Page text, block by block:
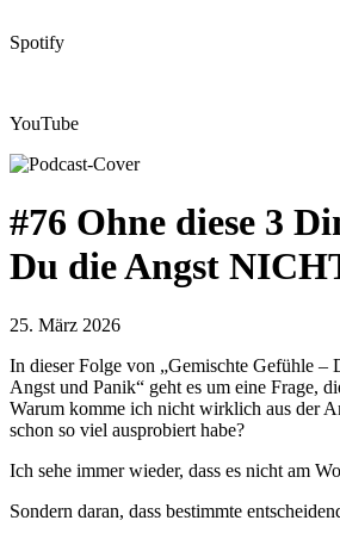
Spotify
YouTube
#76 Ohne diese 3
Du die Angst
25. März 2026
In dieser Folge von „Gemischte Gefühle –
Angst und Panik“ geht es um eine Frage,
Warum komme ich nicht wirklich aus der
schon so viel ausprobiert habe?
Ich sehe immer wieder, dass es nicht am
Sondern daran, dass bestimmte